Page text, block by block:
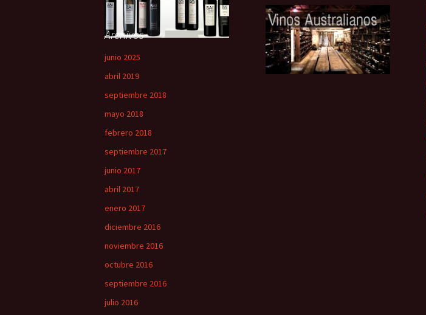
Archivos
junio 2025
abril 2019
septiembre 2018
mayo 2018
febrero 2018
septiembre 2017
junio 2017
abril 2017
enero 2017
diciembre 2016
noviembre 2016
octubre 2016
septiembre 2016
julio 2016